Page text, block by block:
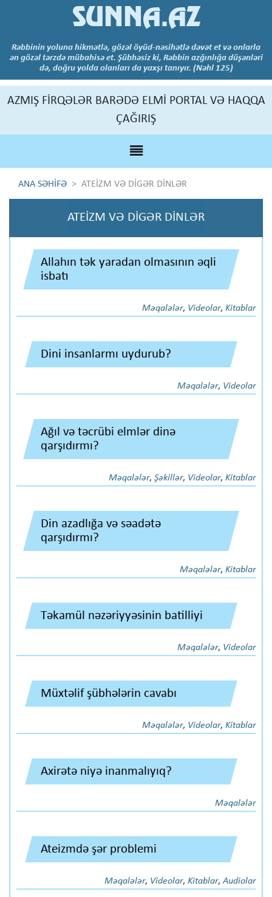
SUNNA.AZ
Rəbbinin yoluna hikmətlə, gözəl öyüd-nəsihətlə dəvət et və onlarla
ən gözəl tərzdə mübahisə et. Şübhəsiz ki, Rəbbin azğınlığa düşənləri
də, doğru yolda olanları da yaxşı tanıyır. (Nəhl 125)
AZMIŞ FİRQƏLƏR BARƏDƏ ELMİ PORTAL VƏ HAQQA
ÇAĞIRIŞ
ANA SƏHİFƏ ATEİZM VƏ DİGƏR DİNLƏR
ATEİZM VƏ DİGƏR DİNLƏR
Allahın tək yaradan olmasının əqli
isbatı
Məqalələr, Videolar, Kitablar
Dini insanlarmı uydurub?
Məqalələr, Videolar
Ağıl və təcrübi elmlər dinə
qarşıdırmı?
Məqalələr, Şəkillər, Videolar, Kitablar
Din azadlığa və səadətə
qarşıdırmı?
Məqalələr, Kitablar
Təkamül nəzəriyyəsinin batilliyi
Məqalələr, Videolar
Müxtəlif şübhələrin cavabı
Məqalələr, Videolar, Kitablar
Axirətə niyə inanmalıyıq?
Məqalələr
Ateizmdə şər problemi
Məqalələr, Videolar, Kitablar,Audiolar